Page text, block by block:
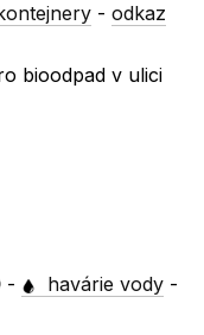
-odkaz
bioodpad v ulici
- havárie vody -